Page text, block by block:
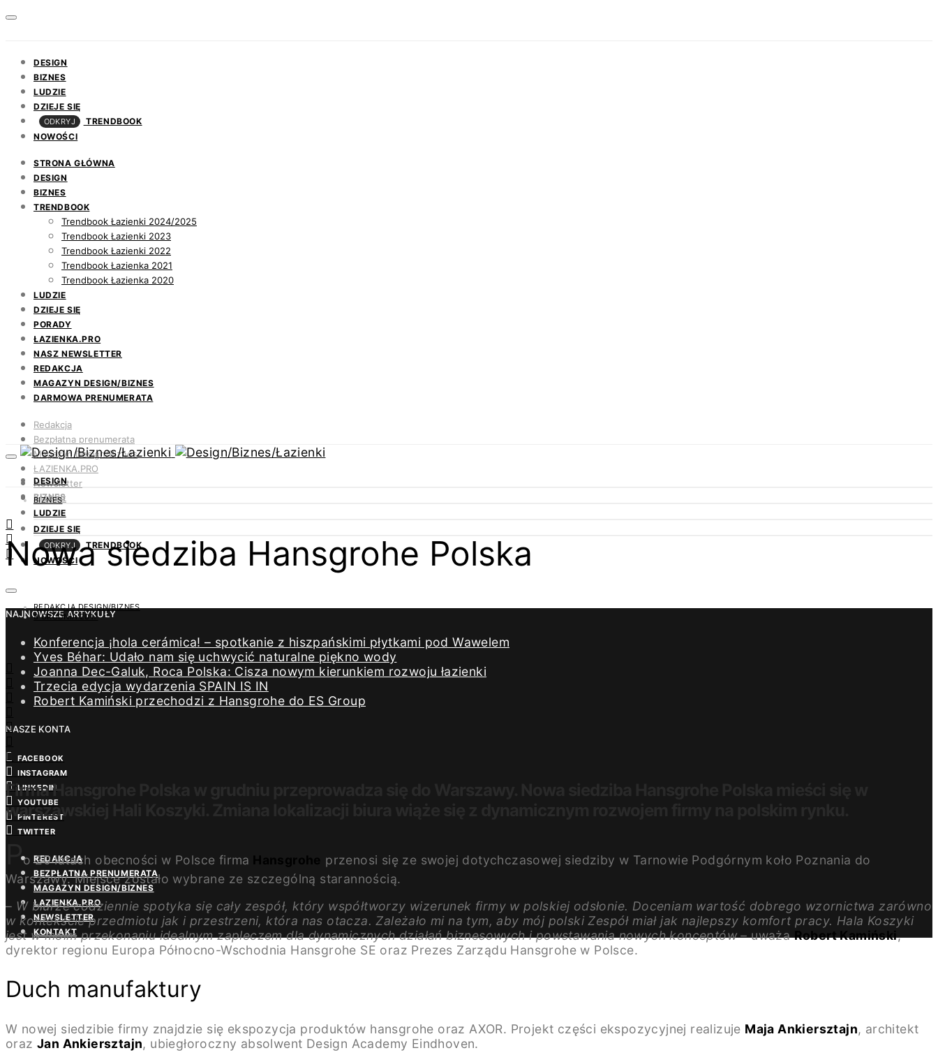
DESIGN
BIZNES
LUDZIE
DZIEJE SIĘ
ODKRYJ
TRENDBOOK
NOWOŚCI
STRONA GŁÓWNA
DESIGN
BIZNES
TRENDBOOK
Trendbook Łazienki 2024/2025
Trendbook Łazienki 2023
Trendbook Łazienki 2022
Trendbook Łazienka 2021
Trendbook Łazienka 2020
LUDZIE
DZIEJE SIĘ
PORADY
ŁAZIENKA.PRO
NASZ NEWSLETTER
REDAKCJA
MAGAZYN DESIGN/BIZNES
DARMOWA PRENUMERATA
Redakcja
Bezpłatna prenumerata
Magazyn Design/Biznes
ŁAZIENKA.PRO
Newsletter
Kontakt
DESIGN
BIZNES
LUDZIE
DZIEJE SIĘ
ODKRYJ
TRENDBOOK
NOWOŚCI
NAJNOWSZE ARTYKUŁY
Konferencja ¡hola cerámica! – spotkanie z hiszpańskimi płytkami pod Wawelem
Yves Béhar: Udało nam się uchwycić naturalne piękno wody
Joanna Dec-Galuk, Roca Polska: Cisza nowym kierunkiem rozwoju łazienki
Trzecia edycja wydarzenia SPAIN IS IN
Robert Kamiński przechodzi z Hansgrohe do ES Group
NASZE KONTA
FACEBOOK
INSTAGRAM
LINKEDIN
YOUTUBE
PINTEREST
TWITTER
REDAKCJA
BEZPŁATNA PRENUMERATA
MAGAZYN DESIGN/BIZNES
ŁAZIENKA.PRO
NEWSLETTER
KONTAKT
BIZNES
Nowa siedziba Hansgrohe Polska
REDAKCJA DESIGN/BIZNES
8 GRUDNIA 2017
Firma Hansgrohe Polska w grudniu przeprowadza się do Warszawy. Nowa siedziba Hansgrohe Polska mieści się w
warszawskiej Hali Koszyki. Zmiana lokalizacji biura wiąże się z dynamicznym rozwojem firmy na polskim rynku.
Po 20 latach obecności w Polsce firma
przenosi się ze swojej dotychczasowej siedziby w Tarnowie Podgórnym koło Poznania do
Warszawy. Miejsce zostało wybrane ze szczególną starannością.
– W biurze codziennie spotyka się cały zespół, który współtworzy wizerunek firmy w polskiej odsłonie. Doceniam wartość dobrego wzornictwa zarówno
w kontekście przedmiotu jak i przestrzeni, która nas otacza. Zależało mi na tym, aby mój polski Zespół miał jak najlepszy komfort pracy. Hala Koszyki
jest w moim przekonaniu idealnym zapleczem dla dynamicznych działań biznesowych i powstawania nowych konceptów –uważaRobert Kamiński,
dyrektor regionu Europa Północno-Wschodnia Hansgrohe SE oraz Prezes Zarządu Hansgrohe w Polsce.
Duch manufaktury
W nowej siedzibie firmy znajdzie się ekspozycja produktów hansgrohe oraz AXOR. Projekt części ekspozycyjnej realizuje Maja Ankiersztajn, architekt
oraz Jan Ankiersztajn, ubiegłoroczny absolwent Design Academy Eindhoven.